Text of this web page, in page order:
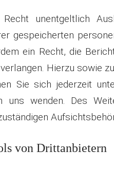
unentgeltlich
gespeicherten
ein Recht, die
Hierzu sowie
Sie sich jederzeit
uns wenden. Des
von Drittanbietern